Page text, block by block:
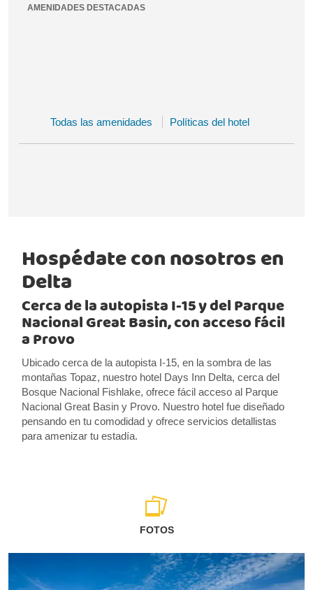
AMENIDADES DESTACADAS
Todas las amenidades Políticas del hotel
Hospédate con nosotros en
Delta
Cerca de la autopista I-15 y del Parque
Nacional Great Basin, con acceso fácil
a Provo
Ubicado cerca de la autopista I-15, en la sombra de las
montañas Topaz, nuestro hotel Days Inn Delta, cerca del
Bosque Nacional Fishlake, ofrece fácil acceso al Parque
Nacional Great Basin y Provo. Nuestro hotel fue diseñado
pensando en tu comodidad y ofrece servicios detallistas
para amenizar tu estadía.
FOTOS